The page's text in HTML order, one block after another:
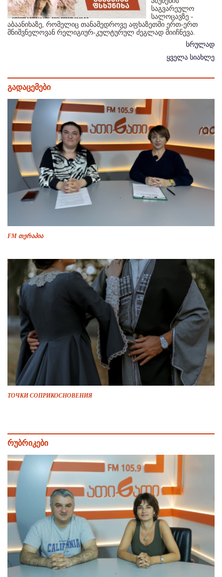
საგვარეულო
სალოცავზე -
აბაანიხაზე, რომელიც თანამედროვე აფხაზეთში ერთ-ერთ
მნიშვნელოვან რელიგიურ-კულტურულ ძეგლად მიიჩნევა.
სრულად
ყველა სიახლე
გადაცემები
FM თერაპია
ТОЧКИ СОПРИКОСНОВЕНИЯ
რუბრიკები